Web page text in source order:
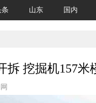
条 山东 国内
拆 挖掘机157米